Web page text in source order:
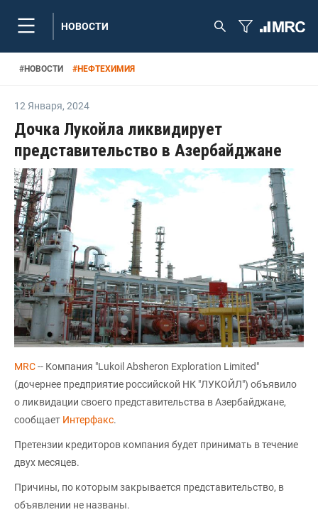
НОВОСТИ
#НОВОСТИ #НЕФТЕХИМИЯ
12 Января, 2024
Дочка Лукойла ликвидирует
представительство в Азербайджане
MRC-- Компания "Lukoil Absheron Exploration Limited"
(дочернее предприятие российской НК "ЛУКОЙЛ") объявило
о ликвидации своего представительства в Азербайджане,
сообщает Интерфакс.
Претензии кредиторов компания будет принимать в течение
двух месяцев.
Причины, по которым закрывается представительство, в
объявлении не названы.